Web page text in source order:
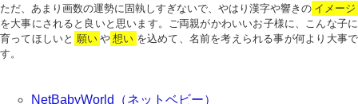
ただ、あまり画数の運勢に固執しすぎないで、やはり漢字や響きの イメージ
を大事にされると良いと思います。ご両親がかわいいお子様に、こんな子に
育ってほしいと 願い や 想い を込めて、名前を考えられる事が何より大事で
す。
NetBabyWorld（ネットベビー）